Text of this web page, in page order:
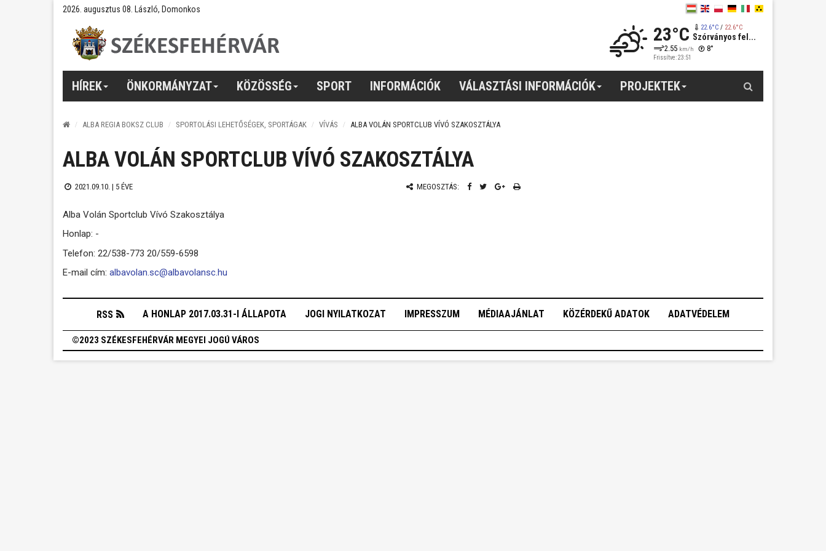
2026. augusztus 08. László, Domonkos
23°C 22.6°C/ 22.6°C
Szórványos fel...
2.55 km/h 8°
Frissítve: 23:51
HÍREK ÖNKORMÁNYZAT KÖZÖSSÉG SPORT INFORMÁCIÓK VÁLASZTÁSI INFORMÁCIÓK PROJEKTEK
ALBA REGIA BOKSZ CLUB SPORTOLÁSI LEHETŐSÉGEK, SPORTÁGAK VÍVÁS ALBA VOLÁN SPORTCLUB VÍVÓ SZAKOSZTÁLYA
ALBA VOLÁN SPORTCLUB VÍVÓ SZAKOSZTÁLYA
2021.09.10. | 5 ÉVE MEGOSZTÁS:
Alba Volán Sportclub Vívó Szakosztálya
Honlap: -
Telefon: 22/538-773 20/559-6598
E-mail cím: albavolan.sc@albavolansc.hu
RSS A HONLAP 2017.03.31-I ÁLLAPOTA JOGI NYILATKOZAT IMPRESSZUM MÉDIAAJÁNLAT KÖZÉRDEKŰ ADATOK ADATVÉDELEM
©2023 SZÉKESFEHÉRVÁR MEGYEI JOGÚ VÁROS